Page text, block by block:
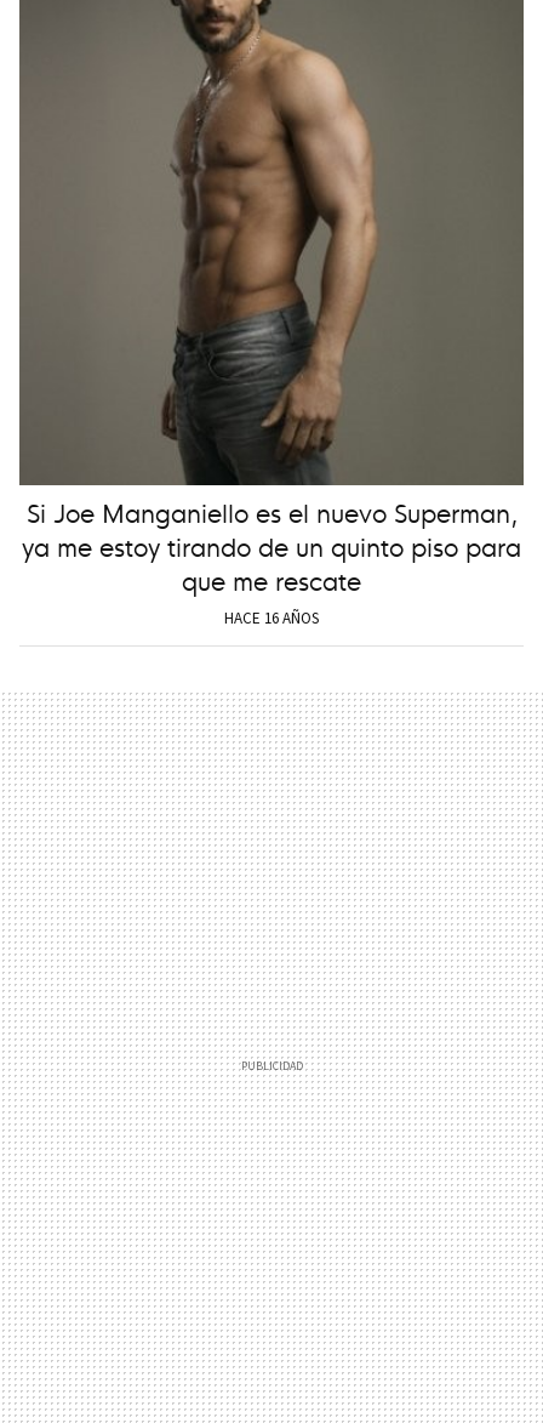
Si Joe Manganiello es el nuevo Superman,
ya me estoy tirando de un quinto piso para
que me rescate
HACE 16 AÑOS